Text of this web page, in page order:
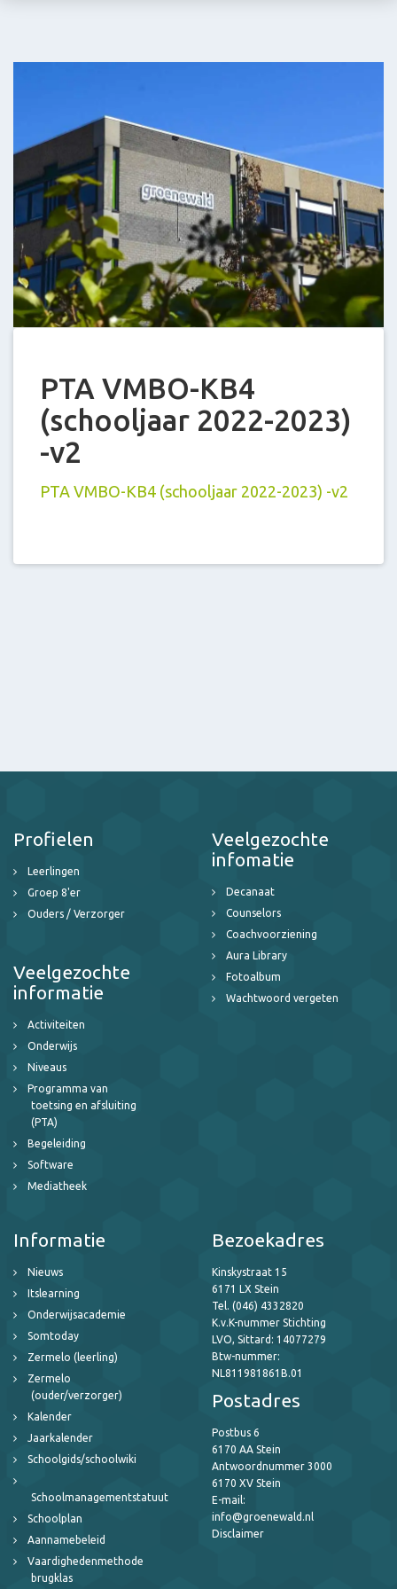
PTA VMBO-KB4
(schooljaar 2022-2023)
-v2
PTA VMBO-KB4 (schooljaar 2022-2023) -v2
Profielen
Leerlingen
Groep 8'er
Ouders / Verzorger
Veelgezochte
informatie
Activiteiten
Onderwijs
Niveaus
Programma van
toetsing en afsluiting
(PTA)
Begeleiding
Software
Mediatheek
Veelgezochte
infomatie
Decanaat
Counselors
Coachvoorziening
Aura Library
Fotoalbum
Wachtwoord vergeten
Informatie
Nieuws
Itslearning
Onderwijsacademie
Somtoday
Zermelo (leerling)
Zermelo
(ouder/verzorger)
Kalender
Jaarkalender
Schoolgids/schoolwiki
Schoolmanagementstatuut
Schoolplan
Aannamebeleid
Vaardighedenmethode
brugklas
Bezoekadres
Kinskystraat 15
6171 LX Stein
Tel. (046) 4332820
K.v.K-nummer Stichting
LVO, Sittard: 14077279
Btw-nummer:
NL811981861B.01
Postadres
Postbus 6
6170 AA Stein
Antwoordnummer 3000
6170 XV Stein
E-mail:
info@groenewald.nl
Disclaimer